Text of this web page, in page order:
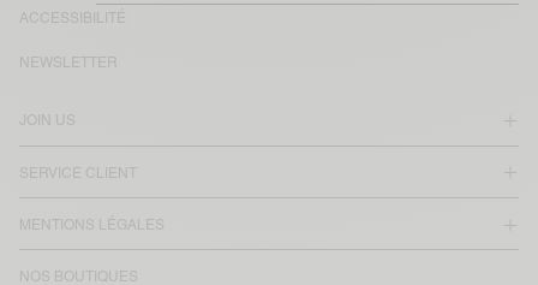
ACCESSIBILITÉ
JOIN US
SERVICE CLIENT
MENTIONS LÉGALES
NOS BOUTIQUES
NEWSLETTER